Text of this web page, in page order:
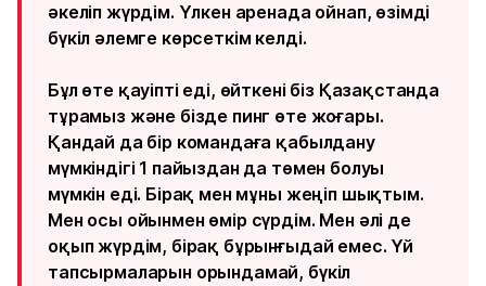
әкеліп жүрдім. Үлкен аренада ойнап, өзімді
бүкіл әлемге көрсеткім келді.
Бұл өте қауіпті еді, өйткені біз Қазақстанда
тұрамыз және бізде пинг өте жоғары.
Қандай да бір командаға қабылдану
мүмкіндігі 1 пайыздан да төмен болуы
мүмкін еді. Бірақ мен мұны жеңіп шықтым.
Мен осы ойынмен өмір сүрдім. Мен әлі де
оқып жүрдім, бірақ бұрынғыдай емес. Үй
тапсырмаларын орындамай, бүкіл